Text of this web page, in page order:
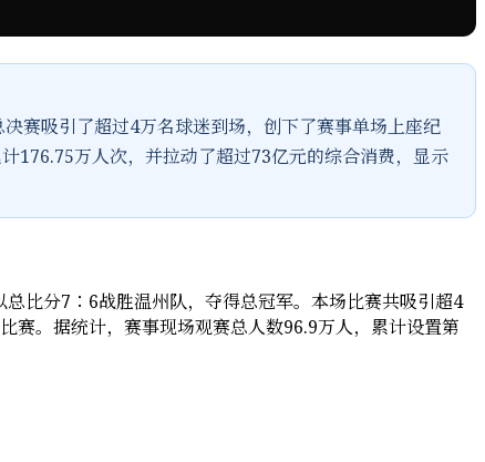
赛吸引了超过4万名球迷到场，创下了赛事单场上座纪
176.75万人次，并拉动了超过73亿元的综合消费，显示
比分7∶6战胜温州队，夺得总冠军。本场比赛共吸引超4
赛。据统计，赛事现场观赛总人数96.9万人，累计设置第